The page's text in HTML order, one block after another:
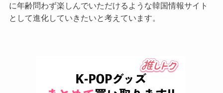
に年齢問わず楽しんでいただけるような韓国情報サイト
として進化していきたいと考えています。